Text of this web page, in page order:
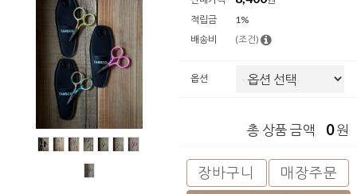
적립금
1%
배송비
(조건)
옵션
총 상품 금액 0원
장바구니
매장주문